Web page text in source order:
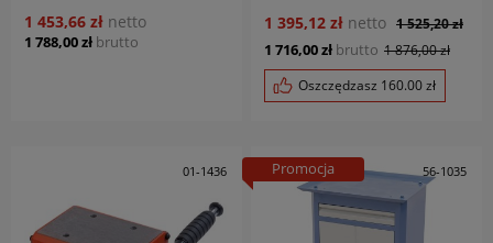
1 788,00 zł brutto
1 453,66 zł netto
1 716,00 zł brutto 1 876,00 zł
Oszczędzasz 160.00zł
1 395,12 zł netto 1 525,20 zł
01-1436 56-1035
Promocja